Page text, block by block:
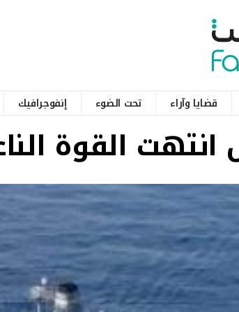
قضايا وآراء تحت الضوء إنفوجرافيك
القوة